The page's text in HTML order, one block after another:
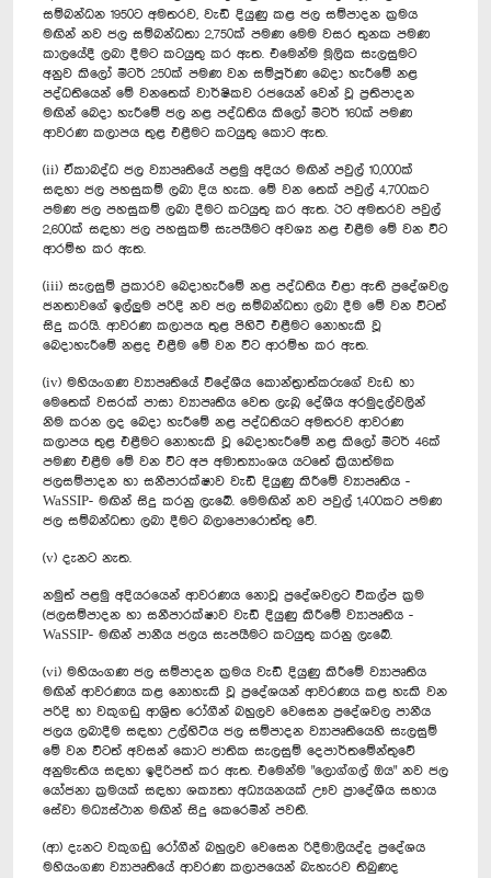
සම්බන්ධන 1950ට අමතරව, වැඩි දියුණු කළ ජල සම්පාදන ක්‍රමය
මඟින් නව ජල සම්බන්ධතා 2,750ක් පමණ මෙම වසර තුනක පමණ
කාලයේදී ලබා දීමට කටයුතු කර ඇත. එමෙන්ම මූලික සැලසුමට
අනුව කිලෝ මීටර් 250ක් පමණ වන සම්පූර්ණ බෙදා හැරීමේ නළ
පද්ධතියෙන් මේ වනතෙක් වාර්ෂිකව රජයෙන් වෙන් වූ ප්‍රතිපාදන
මඟින් බෙදා හැරීමේ ජල නළ පද්ධතිය කිලෝ මිටර් 160ක් පමණ
ආවරණ කලාපය තුළ එළීමට කටයුතු කොට ඇත.
(ii) ඒකාබද්ධ ජල ව්‍යාපෘතියේ පළමු අදියර මඟින් පවුල් 10,000ක්
සඳහා ජල පහසුකම් ලබා දිය හැක. මේ වන තෙක් පවුල් 4,700කට
පමණ ජල පහසුකම් ලබා දීමට කටයුතු කර ඇත. ඊට අමතරව පවුල්
2,600ක් සඳහා ජල පහසුකම් සැපයීමට අවශ්‍ය නළ එළීම මේ වන විට
ආරම්භ කර ඇත.
(iii) සැලසුම් ප්‍රකාරව බෙදාහැරීමේ නළ පද්ධතිය එළා ඇති ප්‍රදේශවල
ජනතාවගේ ඉල්ලුම පරිදි නව ජල සම්බන්ධතා ලබා දීම මේ වන විටත්
සිදු කරයි. ආවරණ කලාපය තුළ පිහිටි එළීමට නොහැකි වූ
බෙදාහැරීමේ නළද එළීම මේ වන විට ආරම්භ කර ඇත.
(iv) මහියංගණ ව්‍යාපෘතියේ විදේශීය කොන්ත්‍රාත්කරුගේ වැඩ හා
මෙතෙක් වසරක් පාසා ව්‍යාපෘතිය වෙත ලැබූ දේශීය අරමුදල්වලින්
නිම කරන ලද බෙදා හැරීමේ නළ පද්ධතියට අමතරව ආවරණ
කලාපය තුළ එළීමට නොහැකි වූ‍ බෙදාහැරීමේ නළ කිලෝ මීටර් 46ක්
පමණ එළීම මේ වන විට අප අමාත්‍යාංශය යටතේ ක්‍රියාත්මක
ජලසම්පාදන හා සනීපාරක්ෂාව වැඩි දියුණු කිරීමේ ව්‍යාපෘතිය -
WaSSIP- මඟින් සිදු කරනු ලැබේ. මෙමඟින් නව පවුල් 1,400කට පමණ
ජල සම්බන්ධතා ලබා දීමට බලාපොරොත්තු වේ.
(v) දැනට නැත.
නමුත් පළමු අදියරයෙන් ආවරණය නොවූ ප්‍රදේශවලට විකල්ප ක්‍රම
(ජලසම්පාදන හා සනීපාරක්ෂාව වැඩි දියුණු කිරීමේ ව්‍යාපෘතිය -
WaSSIP- මඟින් පානීය ජලය සැපයීමට කටයුතු කරනු ලැබේ.
(vi) මහියංගණ ජල සම්පාදන ක්‍රමය වැඩි දියුණු කිරීමේ ව්‍යාපෘතිය
මඟින් ආවරණය කළ නොහැකි වූ ප්‍රදේශයන් ආවරණය කළ හැකි වන
පරිදි හා වකුගඩු ආශ්‍රිත රෝගීන් බහුලව වෙසෙන ප්‍රදේශවල පානීය
ජලය ලබාදීම සඳහා උල්හිටිය ජල සම්පාදන ව්‍යාපෘතියෙහි සැලසුම්
මේ වන විටත් අවසන් කොට ජාතික සැලසුම් දෙපාර්තමේන්තුවේ
අනුමැතිය සඳහා ඉදිරිපත් කර ඇත. එමෙන්ම "ලොග්ගල් ඔය" නව ජල
යෝජනා ක්‍රමයක් සඳහා ශක්‍යතා අධ්‍යයනයක් ඌව ප්‍රාදේශීය සහාය
සේවා ‍මධ්‍යස්ථාන මඟින් සිදු කෙරෙමින් පවතී.
(ආ) දැනට වකුගඩු රෝගීන් බහුලව වෙසෙන රිදීමාලියද්ද ප්‍රදේශය
මහියංගණ ව්‍යාපෘතියේ ආවරණ කලාපයෙන් බැහැරව තිබුණද